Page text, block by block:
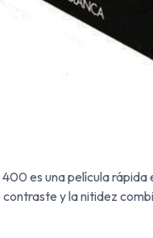
es una película
y la nitidez